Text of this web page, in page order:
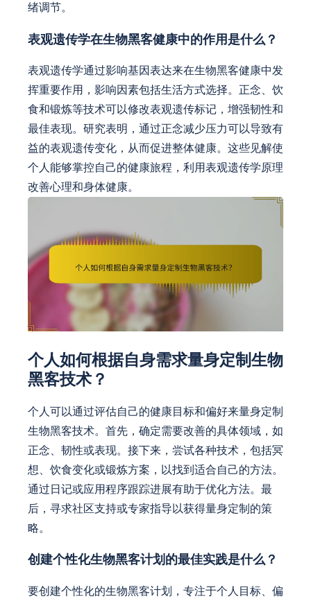
绪调节。
表观遗传学在生物黑客健康中的作用是什么？
表观遗传学通过影响基因表达来在生物黑客健康中发
挥重要作用，影响因素包括生活方式选择。正念、饮
食和锻炼等技术可以修改表观遗传标记，增强韧性和
最佳表现。研究表明，通过正念减少压力可以导致有
益的表观遗传变化，从而促进整体健康。这些见解使
个人能够掌控自己的健康旅程，利用表观遗传学原理
改善心理和身体健康。
个人如何根据自身需求量身定制生物
黑客技术？
个人可以通过评估自己的健康目标和偏好来量身定制
生物黑客技术。首先，确定需要改善的具体领域，如
正念、韧性或表现。接下来，尝试各种技术，包括冥
想、饮食变化或锻炼方案，以找到适合自己的方法。
通过日记或应用程序跟踪进展有助于优化方法。最
后，寻求社区支持或专家指导以获得量身定制的策
略。
创建个性化生物黑客计划的最佳实践是什么？
要创建个性化的生物黑客计划，专注于个人目标、偏